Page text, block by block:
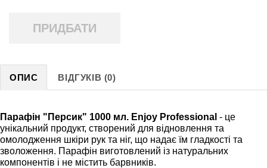
ПРИДБАТИ
ОПИС ВІДГУКІВ (0)
Парафін "Персик" 1000 мл. Enjoy Professional - це
унікальний продукт, створений для відновлення та
омолодження шкіри рук та ніг, що надає їм гладкості та
зволоження. Парафін виготовлений із натуральних
компонентів і не містить барвників.